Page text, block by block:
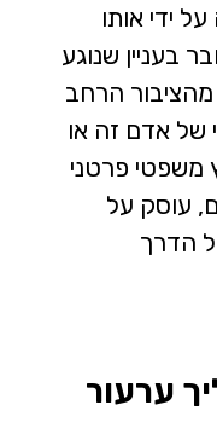
ידי אותו
בעניין שנוגע
הרחב
של אדם זה או
משפטי פרטני
עוסק על
הדרך
ערעור